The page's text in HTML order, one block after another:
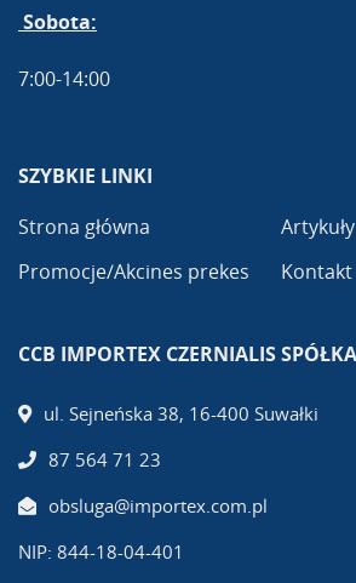
Sobota:
7:00-14:00
SZYBKIE LINKI
Strona główna
Promocje/Akcines prekes
Artykuły
Kontakt
CCB IMPORTEX CZERNIALIS
ul. Sejneńska 38, 16-400 Suwałki
87 564 71 23
obsluga@importex.com.pl
NIP: 844-18-04-401